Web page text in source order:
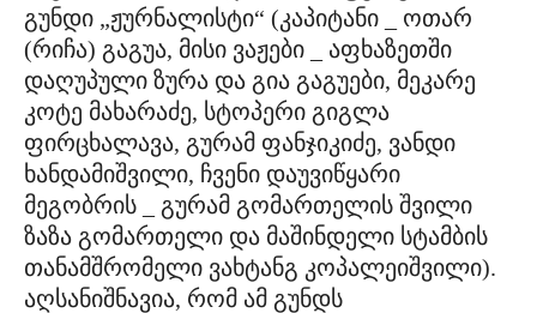
გუნდი „ჟურნალისტი“ (კაპიტანი _ ოთარ
(რიჩა) გაგუა, მისი ვაჟები _ აფხაზეთში
დაღუპული ზურა და გია გაგუები, მეკარე
კოტე მახარაძე, სტოპერი გიგლა
ფირცხალავა, გურამ ფანჯიკიძე, ვანდი
ხანდამიშვილი, ჩვენი დაუვიწყარი
მეგობრის _ გურამ გომართელის შვილი
ზაზა გომართელი და მაშინდელი სტამბის
თანამშრომელი ვახტანგ კოპალეიშვილი).
აღსანიშნავია, რომ ამ გუნდს